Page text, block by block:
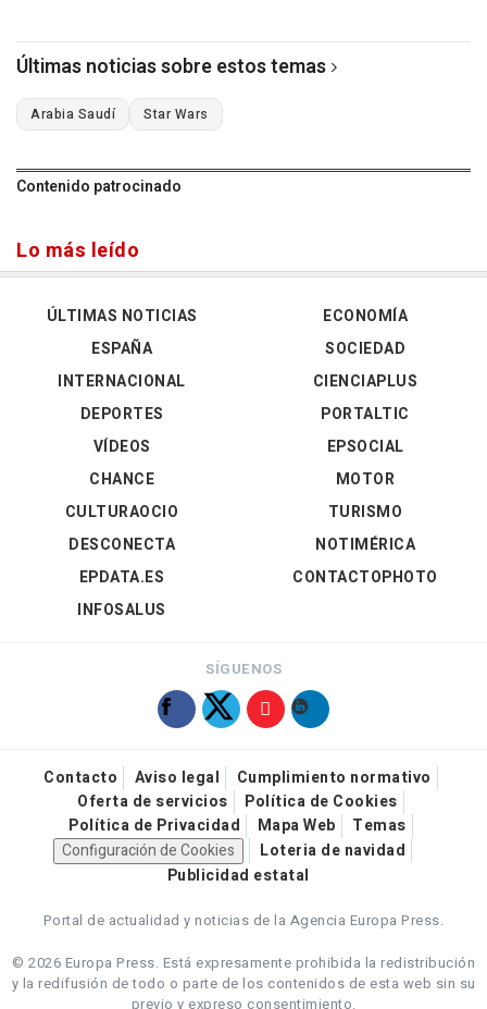
Últimas noticias sobre estos temas
Arabia Saudí Star Wars
Contenido patrocinado
Lo más leído
ÚLTIMAS NOTICIAS
ESPAÑA
INTERNACIONAL
DEPORTES
VÍDEOS
ECONOMÍA
SOCIEDAD
CIENCIAPLUS
PORTALTIC
EPSOCIAL
CHANCE
CULTURAOCIO
DESCONECTA
EPDATA.ES
INFOSALUS
MOTOR
TURISMO
NOTIMÉRICA
CONTACTOPHOTO
SÍGUENOS
Contacto Aviso legal
Cumplimiento normativo
Oferta de servicios
Política de Cookies
Política de Privacidad
Mapa Web
Temas
Configuración de Cookies
Loteria de navidad
Publicidad estatal
Portal de actualidad y noticias de la Agencia Europa Press.
© 2026 Europa Press. Está expresamente prohibida la redistribución
y la redifusión de todo o parte de los contenidos de esta web sin su
previo y expreso consentimiento.